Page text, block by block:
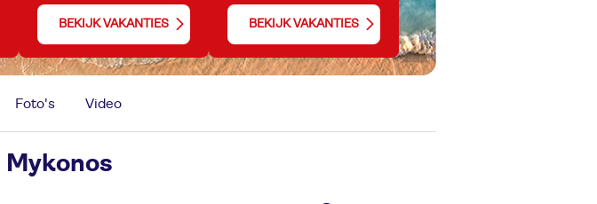
BEKIJK VAKANTIES BEKIJK VAKANTIES
Foto's Video
Mykonos